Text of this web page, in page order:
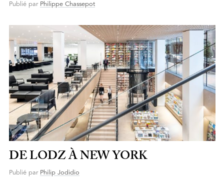
Publié par Philippe Chassepot
DE LODZ À NEW YORK
Publié par Philip Jodidio